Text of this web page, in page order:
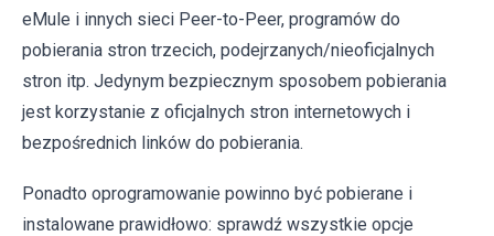
eMule i innych sieci Peer-to-Peer, programów do
pobierania stron trzecich, podejrzanych/nieoficjalnych
stron itp. Jedynym bezpiecznym sposobem pobierania
jest korzystanie z oficjalnych stron internetowych i
bezpośrednich linków do pobierania.
Ponadto oprogramowanie powinno być pobierane i
instalowane prawidłowo: sprawdź wszystkie opcje